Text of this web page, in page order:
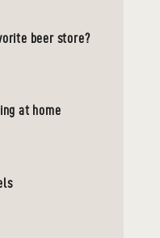
beer store?
at home